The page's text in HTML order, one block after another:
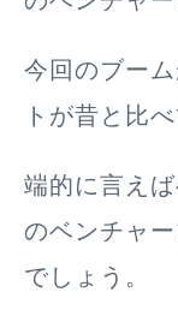
今回のブー
トが昔と比
端的に言え
のベンチャ
でしょう。